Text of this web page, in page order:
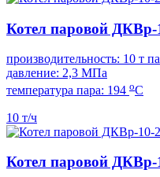
Котел паровой
производительность: 10 т
давление: 2,3 МПа
температура пара: 194 оС
10 т/ч
Котел паровой